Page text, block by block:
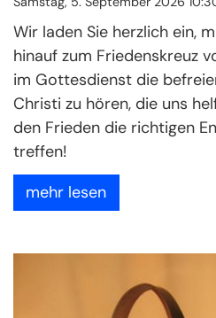
Wir laden Sie herzlich ein,
hinauf zum Friedenskreuz
im Gottesdienst die
Christi zu hören, die uns
den Frieden die richtigen
treffen!
mehr lesen